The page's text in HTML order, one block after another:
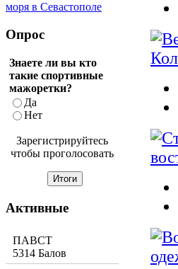
Опрос
Знаете ли вы кто
такие спортивные
мажоретки?
Да
Нет
Зарегистрируйтесь
чтобы проголосовать
Активные
ПАВСТ
5314 Балов